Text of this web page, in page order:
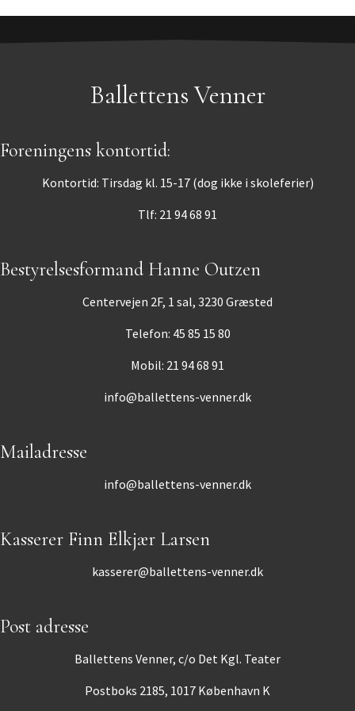
Ballettens Venner
Foreningens kontortid:
Kontortid: Tirsdag kl. 15-17 (dog ikke i skoleferier)
Tlf: 21 94 68 91
Bestyrelsesformand Hanne Outzen
Centervejen 2F, 1 sal, 3230 Græsted
Telefon: 45 85 15 80
Mobil: 21 94 68 91
info@ballettens-venner.dk
Mailadresse
info@ballettens-venner.dk
Kasserer Finn Elkjær Larsen
kasserer@ballettens-venner.dk
Post adresse
Ballettens Venner, c/o Det Kgl. Teater
Postboks 2185, 1017 København K